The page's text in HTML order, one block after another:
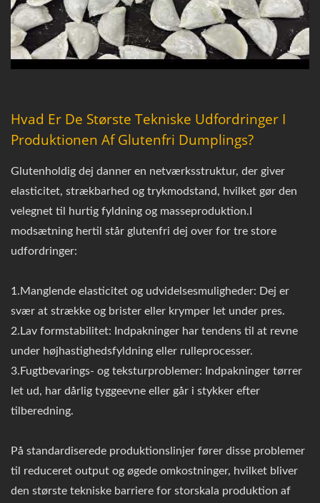
Hvad Er De Største Tekniske Udfordringer I
Produktionen Af Glutenfri Dumplings?
Glutenholdig dej danner en netværksstruktur, der giver
elasticitet, strækbarhed og trykmodstand, hvilket gør den
velegnet til hurtig fyldning og masseproduktion.I
modsætning hertil står glutenfri dej over for tre store
udfordringer:
1.Manglende elasticitet og udvidelsesmuligheder: Dej er
svær at strække og brister eller krymper let under pres.
2.Lav formstabilitet: Indpakninger har tendens til at revne
under højhastighedsfyldning eller rulleprocesser.
3.Fugtbevarings- og teksturproblemer: Indpakninger tørrer
let ud, har dårlig tyggeevne eller går i stykker efter
tilberedning.
På standardiserede produktionslinjer fører disse problemer
til reduceret output og øgede omkostninger, hvilket bliver
den største tekniske barriere for storskala produktion af